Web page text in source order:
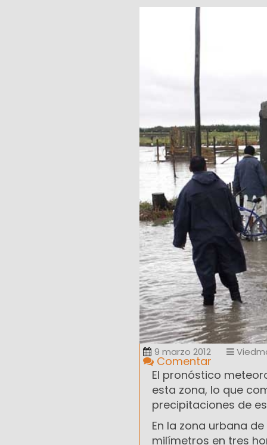
9 marzo 2012
Comentar
El pronóstico
esta zona, lo que
precipitaciones de
En la zona urbana
milímetros en tres